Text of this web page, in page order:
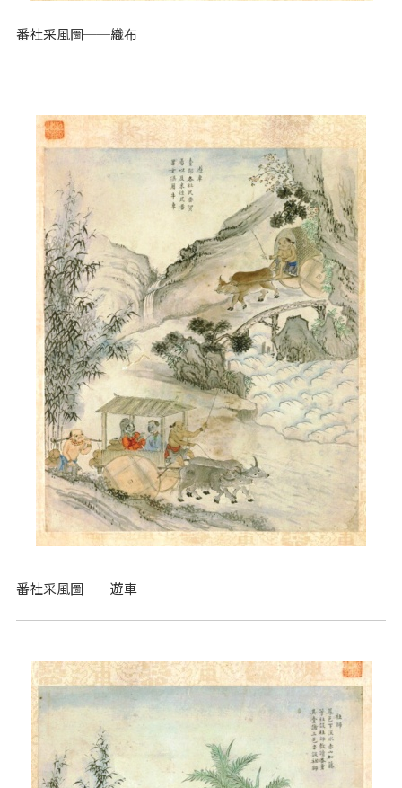
番社采風圖──織布
番社采風圖──遊車